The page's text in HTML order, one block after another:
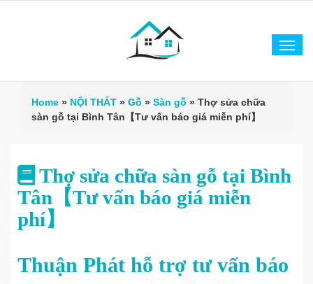
Home » NỘI THẤT » Gỗ » Sàn gỗ » Thợ sửa chữa
sàn gỗ tại Bình Tân【Tư vấn báo giá miễn phí】
Thợ sửa chữa sàn gỗ tại Bình
Tân【Tư vấn báo giá miễn
phí】
Thuận Phát hỗ trợ tư vấn báo